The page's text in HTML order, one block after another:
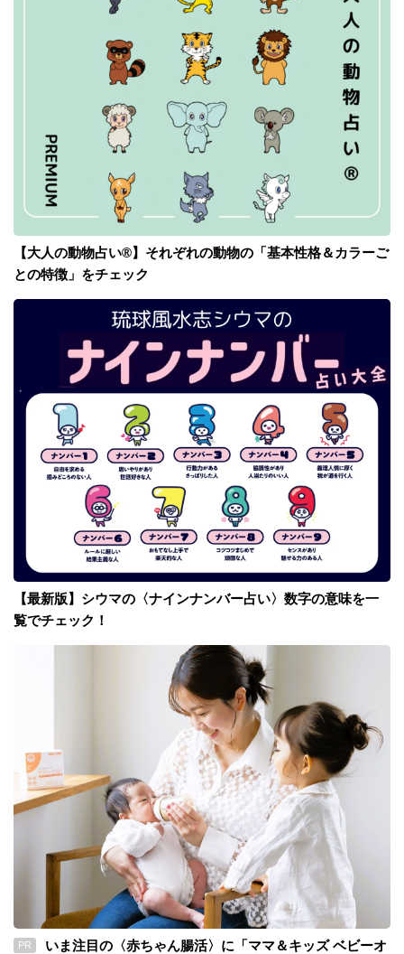
【大人の動物占い®】それぞれの動物の「基本性格＆カラーご
との特徴」をチェック
【最新版】シウマの〈ナインナンバー占い〉数字の意味を一
覧でチェック！
PR
いま注目の〈赤ちゃん腸活〉に「ママ＆キッズ ベビーオ